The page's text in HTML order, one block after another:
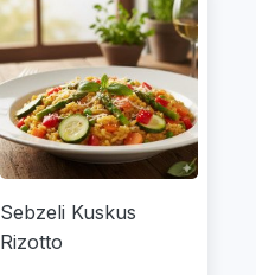
Sebzeli Kuskus
Rizotto